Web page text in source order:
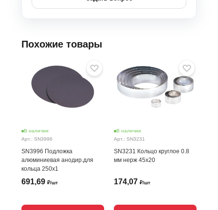
Похожие товары
В наличии
Арт.: SN3996
SN3996 Подложка
алюминиевая анодир.для
кольца 250х1
691,69 ₽/шт
В наличии
Арт.: SN3231
SN3231 Кольцо круглое 0.8
мм нерж 45х20
174,07 ₽/шт